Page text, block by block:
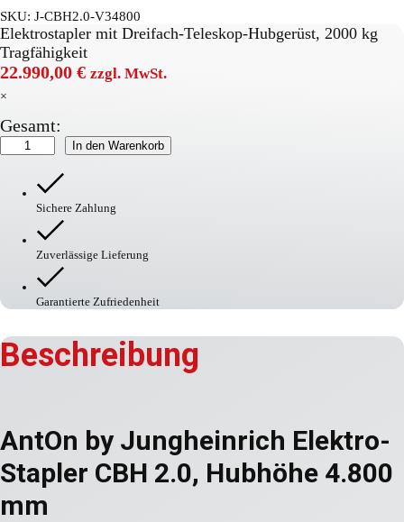
SKU: J-CBH2.0-V34800
Elektrostapler mit Dreifach-Teleskop-Hubgerüst, 2000 kg
Tragfähigkeit
22.990,00 € zzgl. MwSt.
×
Gesamt:
AntOn
by
Jungheinrich
Elektro-
Stapler
Hubhöhe
Wetterschutzkabine
Com
Menge
In den Warenkorb
Sichere Zahlung
Zuverlässige Lieferung
Garantierte Zufriedenheit
Beschreibung
AntOn by Jungheinrich Elektro-
Stapler CBH 2.0, Hubhöhe 4.800
mm